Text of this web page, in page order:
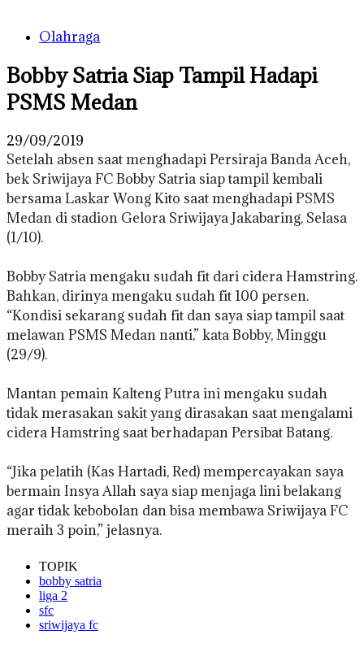
Olahraga
Bobby Satria Siap Tampil Hadapi
PSMS Medan
29/09/2019
Setelah absen saat menghadapi Persiraja Banda Aceh,
bek Sriwijaya FC Bobby Satria siap tampil kembali
bersama Laskar Wong Kito saat menghadapi PSMS
Medan di stadion Gelora Sriwijaya Jakabaring, Selasa
(1/10).
Bobby Satria mengaku sudah fit dari cidera Hamstring.
Bahkan, dirinya mengaku sudah fit 100 persen.
“Kondisi sekarang sudah fit dan saya siap tampil saat
melawan PSMS Medan nanti,” kata Bobby, Minggu
(29/9).
Mantan pemain Kalteng Putra ini mengaku sudah
tidak merasakan sakit yang dirasakan saat mengalami
cidera Hamstring saat berhadapan Persibat Batang.
“Jika pelatih (Kas Hartadi, Red) mempercayakan saya
bermain Insya Allah saya siap menjaga lini belakang
agar tidak kebobolan dan bisa membawa Sriwijaya FC
meraih 3 poin,” jelasnya.
TOPIK
bobby satria
liga 2
sfc
sriwijaya fc